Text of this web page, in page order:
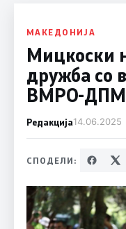
МАКЕДОНИЈА
Мицкоски
дружба со
ВМРО-
Редакција14.06.2025
СПОДЕЛИ: